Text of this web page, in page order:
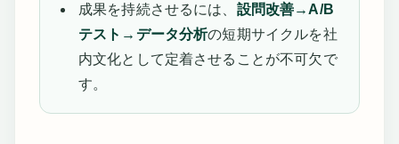
成果を持続させるには、 設問改善→A/B
テスト→データ分析の短期サイクルを社
内文化として定着させることが不可欠で
す。